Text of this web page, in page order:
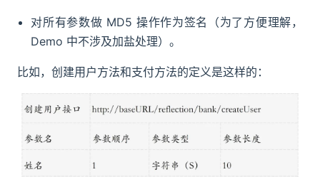
对所有参数做 MD5 操作作为签名（为了方便理解，
Demo 中不涉及加盐处理）。
比如，创建用户方法和支付方法的定义是这样的：